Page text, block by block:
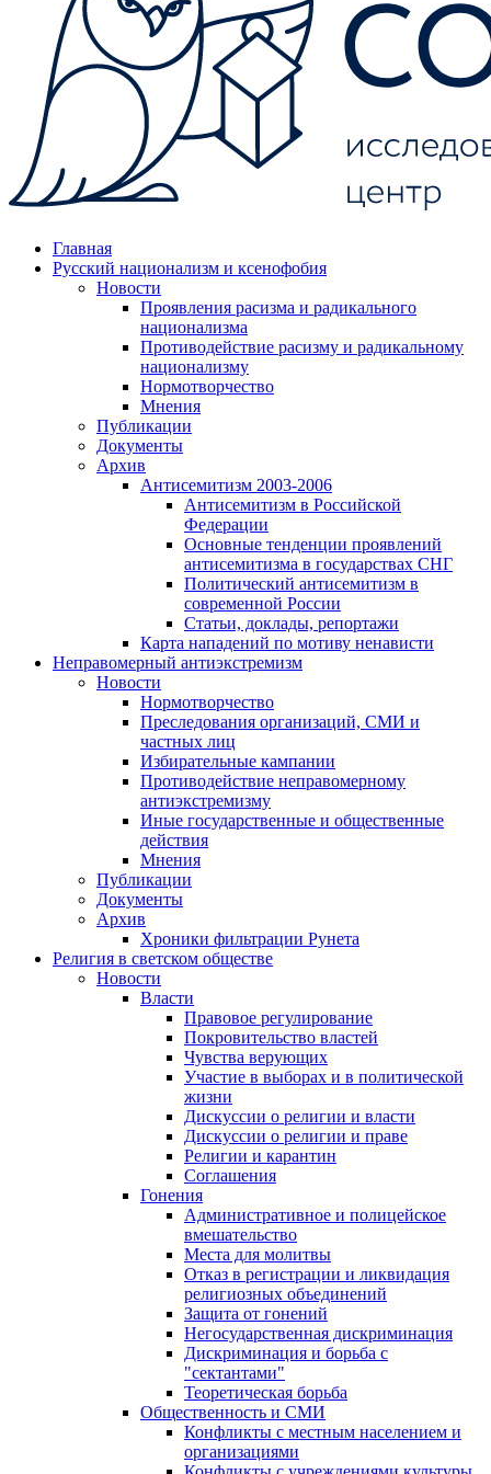
Главная
Русский национализм и ксенофобия
Новости
Проявления расизма и радикального
национализма
Противодействие расизму и радикальному
национализму
Нормотворчество
Мнения
Публикации
Документы
Архив
Антисемитизм 2003-2006
Антисемитизм в Российской
Федерации
Основные тенденции проявлений
антисемитизма в государствах СНГ
Политический антисемитизм в
современной России
Статьи, доклады, репортажи
Карта нападений по мотиву ненависти
Неправомерный антиэкстремизм
Новости
Нормотворчество
Преследования организаций, СМИ и
частных лиц
Избирательные кампании
Противодействие неправомерному
антиэкстремизму
Иные государственные и общественные
действия
Мнения
Публикации
Документы
Архив
Хроники фильтрации Рунета
Религия в светском обществе
Новости
Власти
Правовое регулирование
Покровительство властей
Чувства верующих
Участие в выборах и в политической
жизни
Дискуссии о религии и власти
Дискуссии о религии и праве
Религии и карантин
Соглашения
Гонения
Административное и полицейское
вмешательство
Места для молитвы
Отказ в регистрации и ликвидация
религиозных объединений
Защита от гонений
Негосударственная дискриминация
Дискриминация и борьба с
"сектантами"
Теоретическая борьба
Общественность и СМИ
Конфликты с местным населением и
организациями